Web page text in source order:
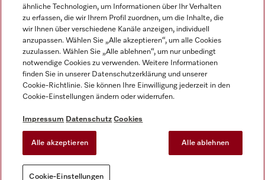
AGB
Datenschutz
Nutzungsbedingungen
Barrierefreiheitserklärung
EU-Gesetzen über digitale Dienste
Cookie-Einstellungen
ähnliche Technologien, um Informationen über Ihr Verhalten
zu erfassen, die wir Ihrem Profil zuordnen, um die Inhalte, die
wir Ihnen über verschiedene Kanäle anzeigen, individuell
anzupassen. Wählen Sie „Alle akzeptieren“, um alle Cookies
zuzulassen. Wählen Sie „Alle ablehnen“, um nur unbedingt
notwendige Cookies zu verwenden. Weitere Informationen
finden Sie in unserer Datenschutzerklärung und unserer
Cookie-Richtlinie. Sie können Ihre Einwilligung jederzeit in den
Cookie-Einstellungen ändern oder widerrufen.
Impressum Datenschutz Cookies
Alle akzeptieren Alle ablehnen
Cookie-Einstellungen